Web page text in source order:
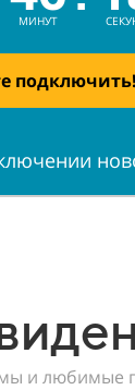
МИНУТ
подключить!
и любимые